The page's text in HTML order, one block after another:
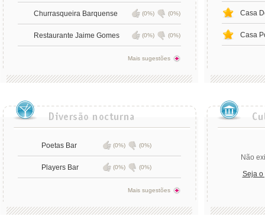
Churrasqueira Barquense (0%) (0%)
Restaurante Jaime Gomes (0%) (0%)
Mais sugestões
Casa
Casa
Poetas Bar (0%) (0%)
Players Bar (0%) (0%)
Mais sugestões
Não
Seja o